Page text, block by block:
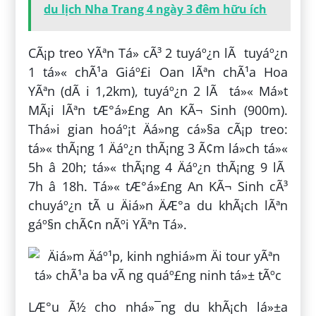
du lịch Nha Trang 4 ngày 3 đêm hữu ích
CÃ¡p treo YÃªn Tá»­ cÃ³ 2 tuyáº¿n lÃ tuyáº¿n
1 tá»« chÃ¹a Giáº£i Oan lÃªn chÃ¹a Hoa
YÃªn (dÃ i 1,2km), tuyáº¿n 2 lÃ tá»« Má»t
MÃ¡i lÃªn tÆ°á»£ng An KÃ¬ Sinh (900m).
Thá»i gian hoáº¡t Äá»ng cá»§a cÃ¡p treo:
tá»« thÃ¡ng 1 Äáº¿n thÃ¡ng 3 Ã¢m lá»ch tá»«
5h â 20h; tá»« thÃ¡ng 4 Äáº¿n thÃ¡ng 9 lÃ
7h â 18h. Tá»« tÆ°á»£ng An KÃ¬ Sinh cÃ³
chuyáº¿n tÃ u Äiá»n ÄÆ°a du khÃ¡ch lÃªn
gáº§n chÃ¢n nÃºi YÃªn Tá»­.
LÆ°u Ã½ cho nhá»¯ng du khÃ¡ch lá»±a